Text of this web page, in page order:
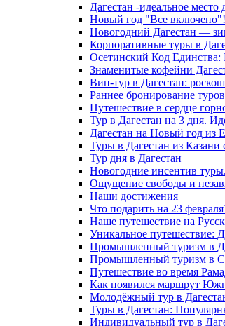
Дагестан -идеальное
Новый год "Все включено"!
Новогодний Дагестан —
Корпоративные туры в
Осетинский Код Единства:
Знаменитые кофейни
Вип-тур в Дагестан:
Раннее бронирование
Путешествие в сердце
Тур в Дагестан на 3 дня.
Дагестан на Новый год из
Туры в Дагестан из Казани
Тур дня в Дагестан
Новогодние инсентив туры.
Ощущение свободы и
Наши достижения
Что подарить на 23
Наше путешествие на
Уникальное путешествие:
Промышленный туризм в
Промышленный туризм в
Путешествие во время
Как появился маршрут
Молодёжный тур в
Туры в Дагестан:
Индивидуальный тур в